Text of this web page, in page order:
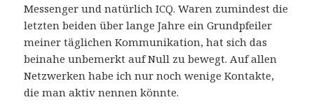
Messenger und natürlich ICQ. Waren zumindest die
letzten beiden über lange Jahre ein Grundpfeiler
meiner täglichen Kommunikation, hat sich das
beinahe unbemerkt auf Null zu bewegt. Auf allen
Netzwerken habe ich nur noch wenige Kontakte,
die man aktiv nennen könnte.